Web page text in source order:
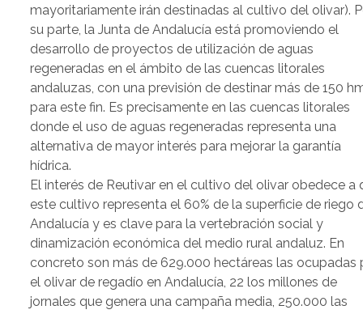
mayoritariamente irán destinadas al cultivo del olivar).
su parte, la Junta de Andalucía está promoviendo el
desarrollo de proyectos de utilización de aguas
regeneradas en el ámbito de las cuencas litorales
andaluzas, con una previsión de destinar más de 150
para este fin. Es precisamente en las cuencas litorales
donde el uso de aguas regeneradas representa una
alternativa de mayor interés para mejorar la garantía
hídrica.
El interés de Reutivar en el cultivo del olivar obedece a
este cultivo representa el 60% de la superficie de riego
Andalucía y es clave para la vertebración social y
dinamización económica del medio rural andaluz. En
concreto son más de 629.000 hectáreas las ocupadas
el olivar de regadío en Andalucía, 22 los millones de
jornales que genera una campaña media, 250.000 las